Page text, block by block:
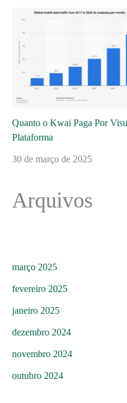
Quanto o Kwai Paga Por
Plataforma
30 de março de 2025
Arquivos
março 2025
fevereiro 2025
janeiro 2025
dezembro 2024
novembro 2024
outubro 2024